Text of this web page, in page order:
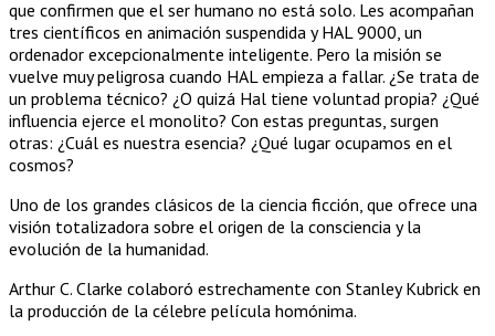
que confirmen que el ser humano no está solo. Les acompañan
tres científicos en animación suspendida y HAL 9000, un
ordenador excepcionalmente inteligente. Pero la misión se
vuelve muy peligrosa cuando HAL empieza a fallar. ¿Se trata de
un problema técnico? ¿O quizá Hal tiene voluntad propia? ¿Qué
influencia ejerce el monolito? Con estas preguntas, surgen
otras: ¿Cuál es nuestra esencia? ¿Qué lugar ocupamos en el
cosmos?
Uno de los grandes clásicos de la ciencia ficción, que ofrece una
visión totalizadora sobre el origen de la consciencia y la
evolución de la humanidad.
Arthur C. Clarke colaboró estrechamente con Stanley Kubrick en
la producción de la célebre película homónima.